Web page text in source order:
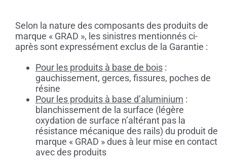
Selon la nature des composants des produits de
marque « GRAD », les sinistres mentionnés ci-
après sont expressément exclus de la Garantie :
Pour les produits à base de bois:
gauchissement, gerces, fissures, poches de
résine
Pour les produits à base d’aluminium :
blanchissement de la surface (légère
oxydation de surface n’altérant pas la
résistance mécanique des rails) du produit de
marque « GRAD » dues à leur mise en contact
avec des produits